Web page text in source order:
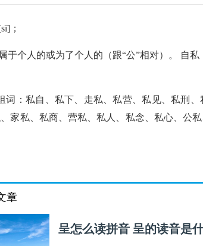
；
于个人的或为了个人的（跟“公”相对）。 自
词：私自、私下、走私、私营、私见、私刑
家私、私商、营私、私人、私念、私心、公
章
呈怎么读拼音 呈的读音是